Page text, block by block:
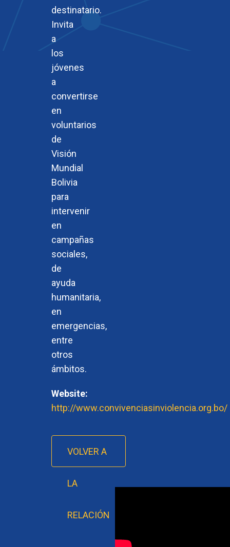
destinatario.
Invita
a
los
jóvenes
a
convertirse
en
voluntarios
de
Visión
Mundial
Bolivia
para
intervenir
en
campañas
sociales,
de
ayuda
humanitaria,
en
emergencias,
entre
otros
ámbitos.
Website:
http://www.convivenciasinviolencia.org.bo/
VOLVER A
LA
RELACIÓN